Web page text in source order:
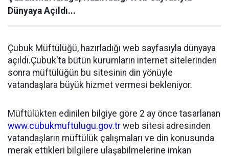
Dünyaya Açıldı...
Çubuk Müftülüğü, hazırladığı web sayfasıyla dünyaya
açıldı.Çubuk'ta bütün kurumların internet sitelerinden
sonra müftülüğün bu sitesinin din yönüyle
vatandaşlara büyük hizmet vermesi bekleniyor.
Müftülükten edinilen bilgiye göre 2 ay önce tasarlanan
www.cubukmuftulugu.gov.tr web sitesi adresinden
vatandaşların müftülük çalışmaları ve din konusunda
merak ettikleri bilgilere ulaşabilmelerine imkan